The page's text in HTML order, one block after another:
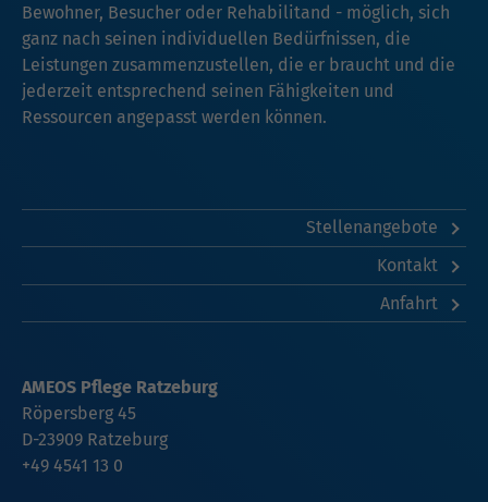
Bewohner, Besucher oder Rehabilitand - möglich, sich
ganz nach seinen individuellen Bedürfnissen, die
Leistungen zusammenzustellen, die er braucht und die
jederzeit entsprechend seinen Fähigkeiten und
Ressourcen angepasst werden können.
Stellenangebote
Kontakt
Anfahrt
AMEOS Pflege Ratzeburg
Röpersberg 45
D-23909 Ratzeburg
+49 4541 13 0